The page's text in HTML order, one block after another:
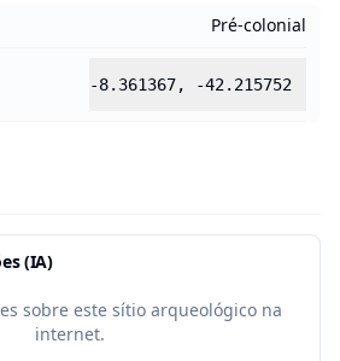
Pré-colonial
-8.361367, -42.215752
(IA)
sobre este sítio arqueológico na
internet.